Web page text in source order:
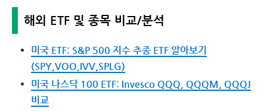
해외 ETF 및 종목 비교/분석
미국 ETF: S&P 500 지수 추종 ETF 알아보기
(SPY,VOO,IVV,SPLG)
미국 나스닥 100 ETF: Invesco QQQ, QQQM, QQQJ
비교